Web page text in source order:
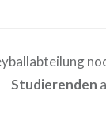
Studierenden